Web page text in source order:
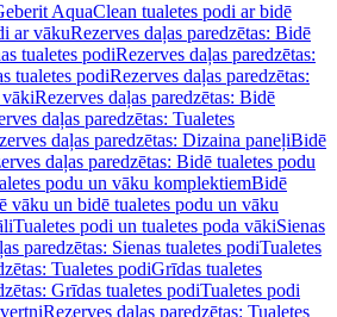
AquaClean tualetes podi ar bidē
ar vākuRezerves daļas paredzētas: Bidē
tualetes podiRezerves daļas paredzētas:
tualetes podiRezerves daļas paredzētas:
Rezerves daļas paredzētas: Bidē
daļas paredzētas: Tualetes
daļas paredzētas: Dizaina paneļiBidē
daļas paredzētas: Bidē tualetes podu
podu un vāku komplektiemBidē
vāku un bidē tualetes podu un vāku
Tualetes podi un tualetes poda vākiSienas
paredzētas: Sienas tualetes podiTualetes
Tualetes podiGrīdas tualetes
Grīdas tualetes podiTualetes podi
Rezerves daļas paredzētas: Tualetes